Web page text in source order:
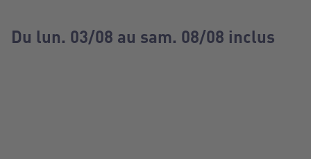
Du lun. 03/08 au sam. 08/08 inclus